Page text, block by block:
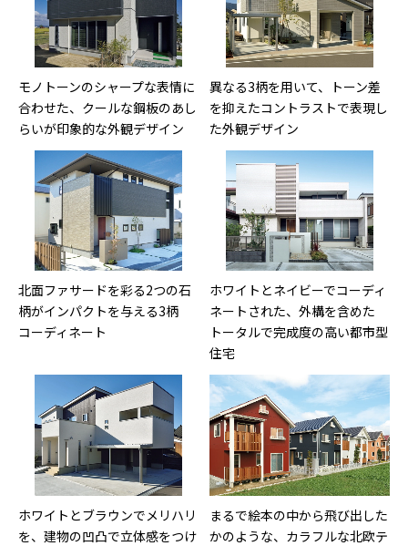
モノトーンのシャープな表情に
合わせた、クールな鋼板のあし
らいが印象的な外観デザイン
異なる3柄を用いて、トーン差
を抑えたコントラストで表現し
た外観デザイン
北面ファサードを彩る2つの石
柄がインパクトを与える3柄
コーディネート
ホワイトとネイビーでコーディ
ネートされた、外構を含めた
トータルで完成度の高い都市型
住宅
ホワイトとブラウンでメリハリ
を、建物の凹凸で立体感をつけ
まるで絵本の中から飛び出した
かのような、カラフルな北欧テ